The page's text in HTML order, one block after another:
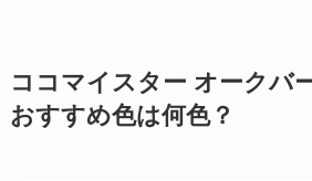
ココマイスター オークバ
おすすめ色は何色？